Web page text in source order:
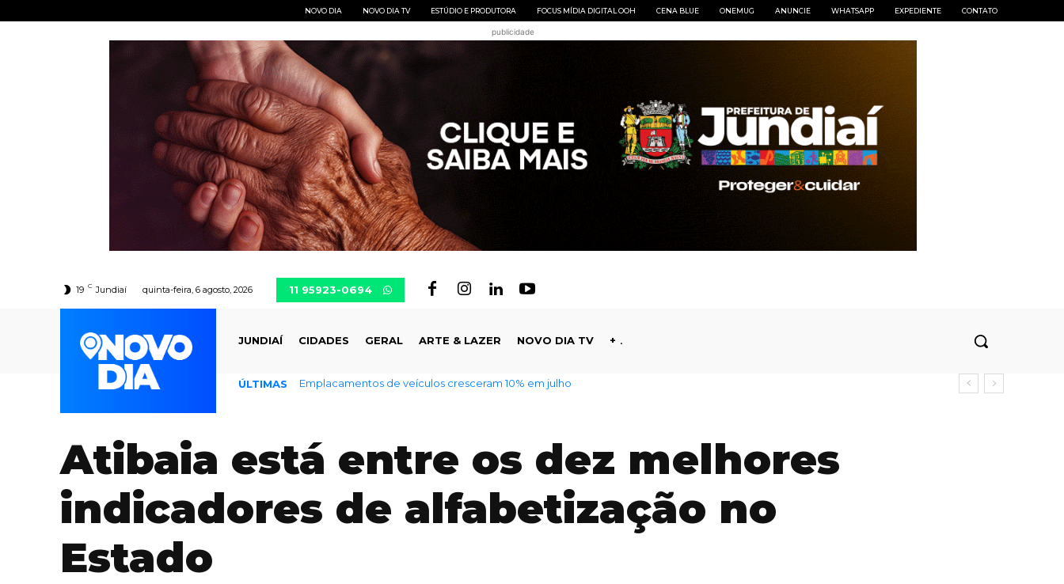
NOVO DIA NOVO DIA TV ESTÚDIO E PRODUTORA FOCUS MÍDIA DIGITAL OOH CENA BLUE ONEMUG ANUNCIE WHATSAPP EXPEDIENTE CONTATO
publicidade
19 C Jundiaí quinta-feira, 6 agosto, 2026 11 95923-0694
JUNDIAÍ CIDADES GERAL ARTE & LAZER NOVO DIA TV +
ÚLTIMAS Defesa Civil alerta para mudança de tempo em todo o estado
Atibaia está entre os dez melhores
indicadores de alfabetização no
Estado